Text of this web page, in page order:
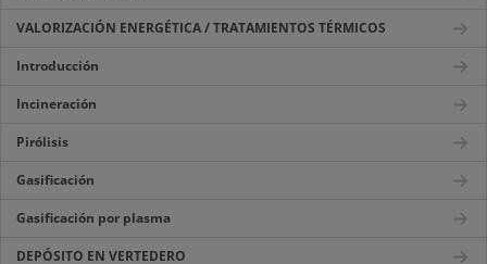
VALORIZACIÓN ENERGÉTICA / TRATAMIENTOS TÉRMICOS
Introducción
Incineración
Pirólisis
Gasificación
Gasificación por plasma
DEPÓSITO EN VERTEDERO